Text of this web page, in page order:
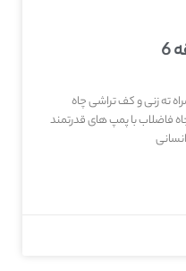
فاضلاب در منطقه 6 به همراه ته زنی و کف تراشی چاه
فاضلاب با پمپ های قدرتمند